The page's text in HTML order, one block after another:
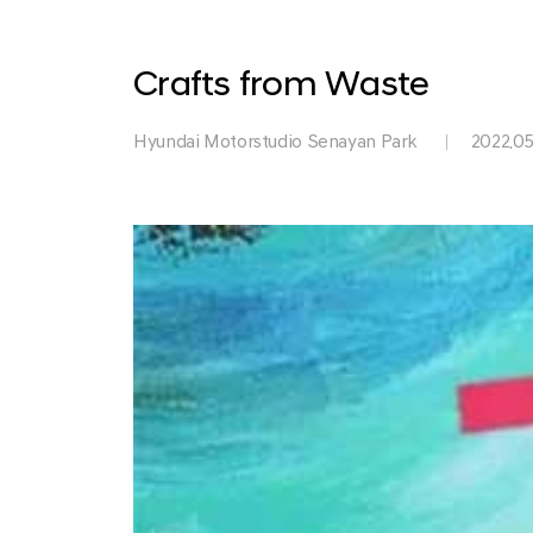
Crafts from Waste
Hyundai Motorstudio Senayan Park